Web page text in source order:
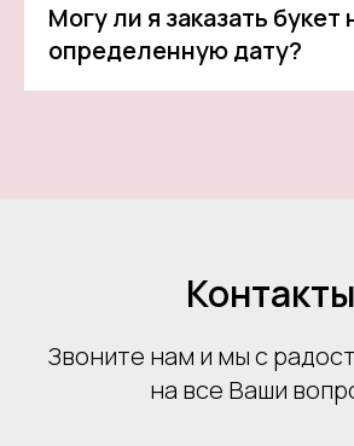
Могу ли я заказать букет
определенную дату?
Контакты
Звоните нам и мы с
на все Ваши